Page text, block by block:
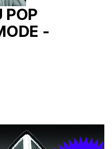
POP
-